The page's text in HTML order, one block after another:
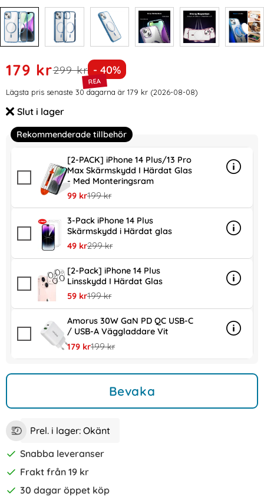
Handla denna produkt ColorPop iPhone 14 Plus Skal CH
rea pris
179 krtidigare pris
299 kr Priset är nedsatt med
- 40%
Prishistorik
Lägsta pris senaste 30 dagarna är 179 kr (2026-08-08)
Tillgänglighet:
Slut i lager
Rekommenderade tillbehör
[2-PACK] iPhone 14 Plus/13 Pro
Max Skärmskydd I Härdat Glas
- Med Monteringsram
rea pris
99 krtidigare pris
199 kr
Info
mer
3-Pack iPhone 14 Plus
Skärmskydd i Härdat glas
rea pris
49 krtidigare pris
299 kr
Info
mer
[2-Pack] iPhone 14 Plus
Linsskydd I Härdat Glas
rea pris
59 krtidigare pris
199 kr
Info
mer
Amorus 30W GaN PD QC USB-C
/ USB-A Väggladdare Vit
rea pris
179 krtidigare pris
199 kr
Info
mer
Bevaka
Prel. i lager: Okänt
Snabba leveranser
Frakt från 19 kr
30 dagar öppet köp